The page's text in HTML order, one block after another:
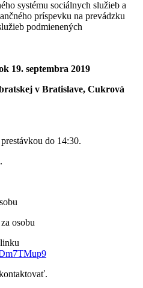
systému sociálnych služieb a
príspevku na prevádzku
podmienených
19. septembra 2019
v Bratislave, Cukrová
do 14:30.
osobu